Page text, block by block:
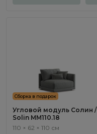
Сборка в подарок
Угловой модуль Солин /
Solin ММ110.18
110 × 62 × 110 см